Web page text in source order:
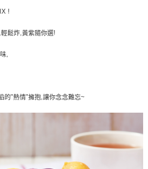
!
鬆炸,黃紫隨你選!
,
的"熱情"擁抱,讓你念念難忘~